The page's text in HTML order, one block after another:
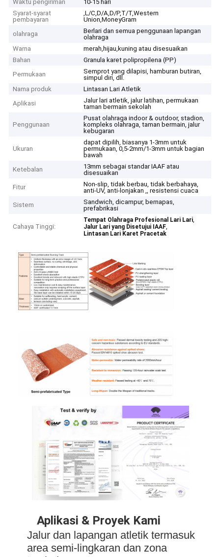
Waktu pengiriman
10-15 hari
Syarat-syarat
pembayaran
,L/C,D/A,D/P,T/T,Western
Union,MoneyGram
olahraga
Berlari dan semua penggunaan lapangan
olahraga
Warna
merah,hijau,kuning atau disesuaikan
Bahan
Granula karet polipropilena (PP)
Permukaan
Semprot yang dilapisi, hamburan butiran,
simpul diri, dll.
Nama produk
Lintasan Lari Atletik
Aplikasi
Jalur lari atletik, jalur latihan, permukaan
taman bermain sekolah
Penggunaan
Pusat olahraga indoor & outdoor, stadion,
kompleks olahraga, taman bermain, jalur
kebugaran
Ukuran
dapat dipilih, biasanya 1-3mm untuk
permukaan, 0,5-2mm/1-3mm untuk bagian
bawah
Ketebalan
13mm sebagai standar IAAF atau
disesuaikan
Fitur
Non-slip, tidak berbau, tidak berbahaya,
anti-UV, anti-lonjakan ,, resistensi cuaca
Sistem
Sandwich, dicampur, bernapas,
prefabrikasi
Cahaya Tinggi:
Tempat Olahraga Profesional Lari Lari,
Jalur Lari yang Disetujui IAAF,
Lintasan Lari Karet Pracetak
Aplikasi & Proyek Kami
Jalur dan lapangan atletik termasuk
area semi-lingkaran dan zona